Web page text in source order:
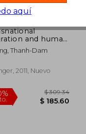
45%
dcto. $
and human
the
nexus (en
Thanh-Dam
2011, Nuevo
aquí